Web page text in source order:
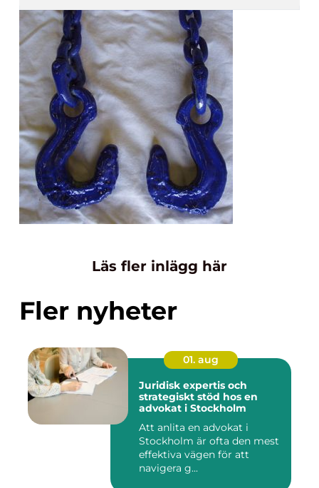
Läs fler inlägg här
Fler nyheter
01. aug
Juridisk expertis och
strategiskt stöd hos en
advokat i Stockholm
Att anlita en advokat i
Stockholm är ofta den mest
effektiva vägen för att
navigera g...